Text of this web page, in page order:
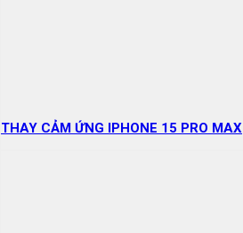
THAY CẢM ỨNG IPHONE 15 PRO MAX